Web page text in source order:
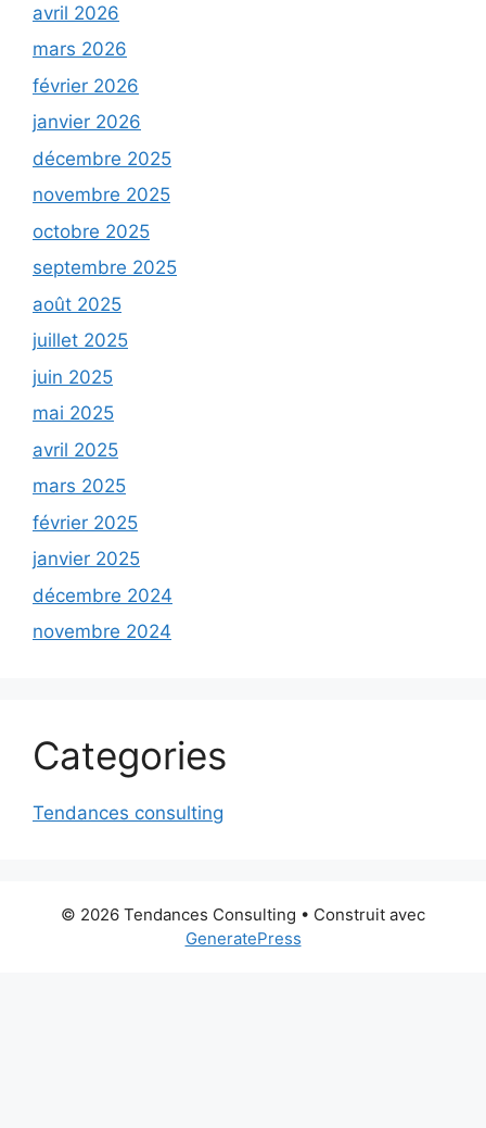
avril 2026
mars 2026
février 2026
janvier 2026
décembre 2025
novembre 2025
octobre 2025
septembre 2025
août 2025
juillet 2025
juin 2025
mai 2025
avril 2025
mars 2025
février 2025
janvier 2025
décembre 2024
novembre 2024
Categories
Tendances consulting
© 2026 Tendances Consulting • Construit avec
GeneratePress